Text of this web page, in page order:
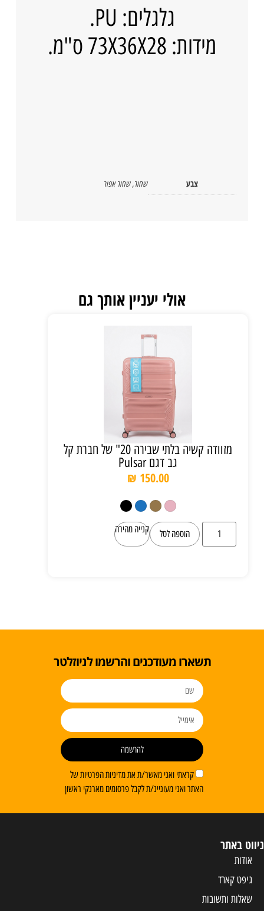
גלגלים: PU.
מידות: 73X36X28 ס"מ.
צבע שחור,שחור אפור
אולי יעניין אותך גם
מזוודה קשיה בלתי שבירה 20" של חברת קל
גב דגם Pulsar
₪ 150.00
הוספה לסל קנייה מהירה
תשארו מעודכנים והרשמו לניוזלטר
קראתי ואני מאשר/ת את מדיניות הפרטיות של
האתר ואני מעוניינ/ת לקבל פרסומים מארנקי ראשון
להרשמה
ניווט באתר
אודות
גיפט קארד
שאלות ותשובות